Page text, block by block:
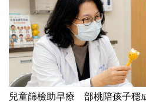
兒童篩檢助早療 部桃陪孩子穩